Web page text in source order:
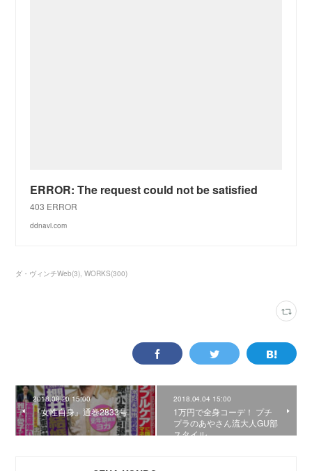
ERROR: The request could not be satisfied
403 ERROR
ddnavi.com
ダ・ヴィンチWeb(3) WORKS(300)
2018.08.20 15:00
『女性自身』通巻2833号
2018.04.04 15:00
1万円で全身コーデ！ プチ
プラのあやさん流大人GU部
スタイル